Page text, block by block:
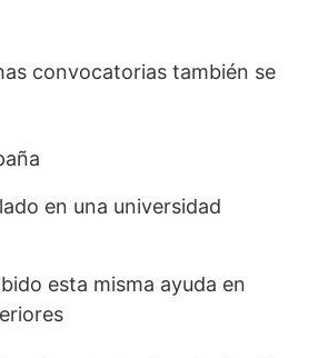
convocatorias también se
en una universidad
esta misma ayuda en